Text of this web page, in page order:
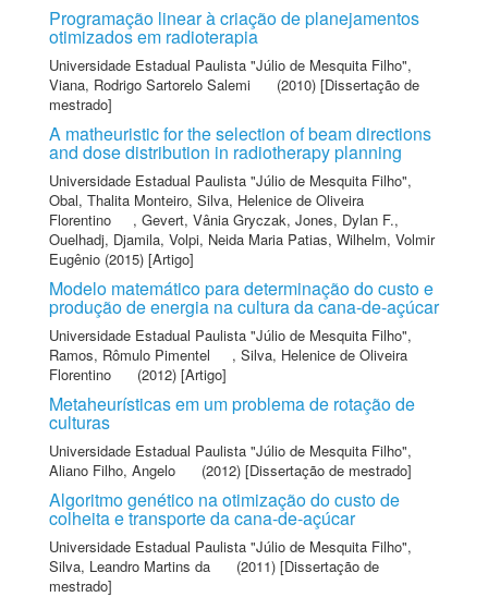
Programação linear à criação de planejamentos
otimizados em radioterapia
Universidade Estadual Paulista "Júlio de Mesquita Filho",
Viana, Rodrigo Sartorelo Salemi
(2010) [Dissertação de
mestrado]
A matheuristic for the selection of beam directions
and dose distribution in radiotherapy planning
Universidade Estadual Paulista "Júlio de Mesquita Filho",
Obal, Thalita Monteiro, Silva, Helenice de Oliveira
Florentino
, Gevert, Vânia Gryczak, Jones, Dylan F.,
Ouelhadj, Djamila, Volpi, Neida Maria Patias, Wilhelm, Volmir
Eugênio (2015) [Artigo]
Modelo matemático para determinação do custo e
produção de energia na cultura da cana-de-açúcar
Universidade Estadual Paulista "Júlio de Mesquita Filho",
Ramos, Rômulo Pimentel
, Silva, Helenice de Oliveira
Florentino
(2012) [Artigo]
Metaheurísticas em um problema de rotação de
culturas
Universidade Estadual Paulista "Júlio de Mesquita Filho",
Aliano Filho, Angelo
(2012) [Dissertação de mestrado]
Algoritmo genético na otimização do custo de
colheita e transporte da cana-de-açúcar
Universidade Estadual Paulista "Júlio de Mesquita Filho",
Silva, Leandro Martins da
(2011) [Dissertação de
mestrado]